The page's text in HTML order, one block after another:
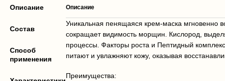
Описание
Состав
Способ
применения
Описание
Уникальная пенящаяся крем-маска мгновенно
сокращает видимость морщин. Кислород,
процессы. Факторы роста и Пептидный
питают и увлажняют кожу, оказывая
Преимущества: